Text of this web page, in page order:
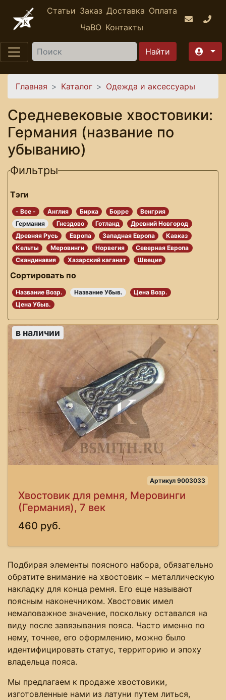
Перейти к основному содержанию
Статьи Заказ Доставка Оплата
ЧаВО Контакты
Найти
Вы здесь
Главная Каталог Одежда и аксессуары
Средневековые хвостовики:
Германия (название по
убыванию)
Фильтры
Тэги
- Все - Англия Бирка Борре
Венгрия
Германия
Гнездово Готланд
Древний Новгород
Древняя Русь
Европа Западная Европа
Кавказ
Кельты
Меровинги Норвегия
Северная Европа
Скандинавия
Хазарский каганат Швеция
Сортировать по
Название Возр. Название Убыв.
Цена Возр.
Цена Убыв.
в наличии
Артикул 9003033
Хвостовик для ремня, Меровинги
(Германия), 7 век
460 руб.
Подбирая элементы поясного набора, обязательно
обратите внимание на хвостовик – металлическую
накладку для конца ремня. Его еще называют
поясным наконечником. Хвостовик имел
немаловажное значение, поскольку оставался на
виду после завязывания пояса. Часто именно по
нему, точнее, его оформлению, можно было
идентифицировать статус, территорию и эпоху
владельца пояса.
Мы предлагаем к продаже хвостовики,
изготовленные нами из латуни путем литься,